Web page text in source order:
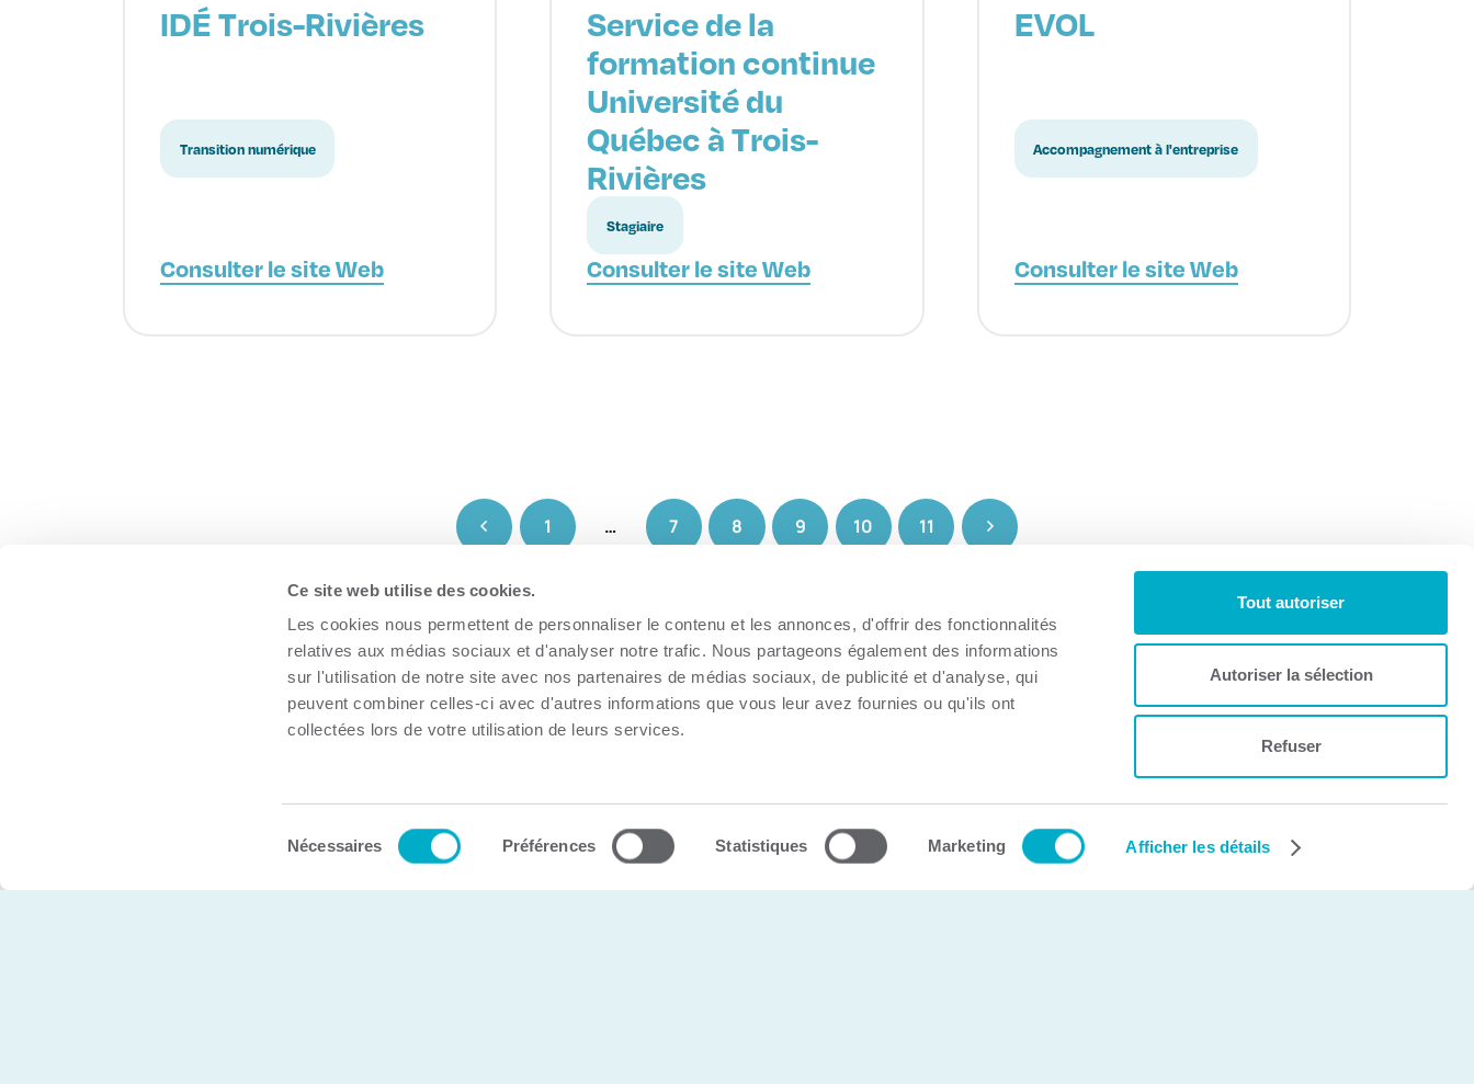
Ce site web utilise des cookies.
Les cookies nous permettent de personnaliser le contenu et les annonces, d'offrir des fonctionnalités
relatives aux médias sociaux et d'analyser notre trafic. Nous partageons également des informations
sur l'utilisation de notre site avec nos partenaires de médias sociaux, de publicité et d'analyse, qui
peuvent combiner celles-ci avec d'autres informations que vous leur avez fournies ou qu'ils ont
collectées lors de votre utilisation de leurs services.
Nécessaires Préférences Statistiques Marketing Afficher les détails
Tout autoriser
Autoriser la sélection
Refuser
IDÉ Trois-Rivières
Transition numérique
Consulter le site Web
Service de la
formation continue
Université du
Québec à Trois-
Rivières
Stagiaire
Consulter le site Web
EVOL
Accompagnement à l'entreprise
Consulter le site Web
1 … 7 8 9 10 11
Trouver une organisation
Inscrire mon organisation
© Chambre de commerce et d’industries de Trois-Rivières |Politique de confidentialité Création et développement Web cinetic.ca